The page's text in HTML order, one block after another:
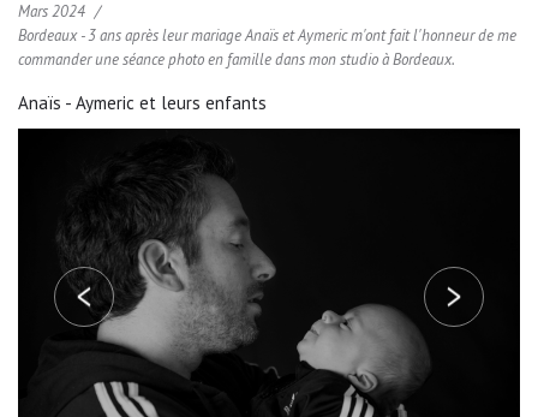
Mars 2024
Bordeaux - 3 ans après leur mariage Anaïs et Aymeric m'ont fait l'honneur de me
commander une séance photo en famille dans mon studio à Bordeaux.
Anaïs - Aymeric et leurs enfants